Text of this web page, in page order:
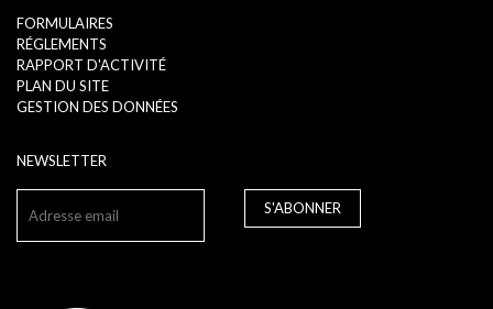
FORMULAIRES
RÉGLEMENTS
RAPPORT D'ACTIVITÉ
PLAN DU SITE
GESTION DES DONNÉES
NEWSLETTER
S'ABONNER